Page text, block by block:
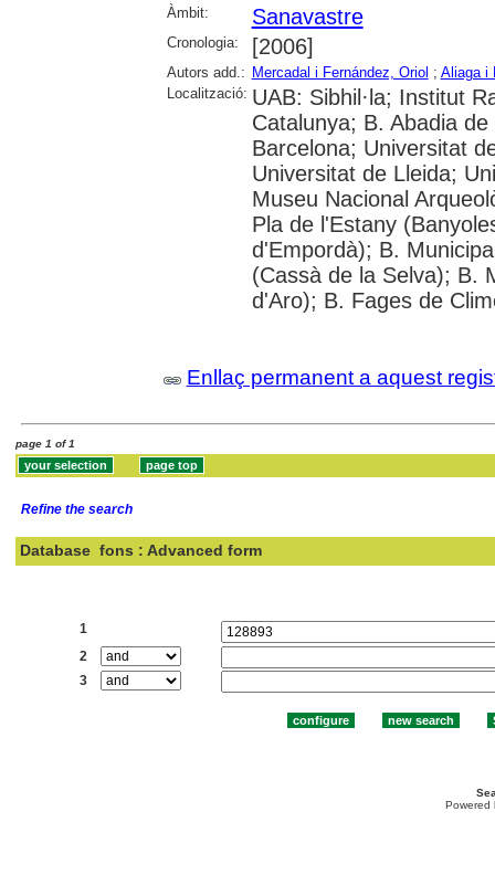
Àmbit: Sanavastre
Cronologia: [2006]
Autors add.: Mercadal i Fernández, Oriol ; Aliaga i
Localització: UAB: Sibhil·la; Institut
Catalunya; B. Abadia
Barcelona; Universitat
Universitat de Lleida;
Museu Nacional
Pla de l'Estany
d'Empordà); B.
(Cassà de la Selva); B.
d'Aro); B. Fages de
Enllaç permanent a aquest
page 1 of 1
Refine the search
Database fons : Advanced form
1
2
3